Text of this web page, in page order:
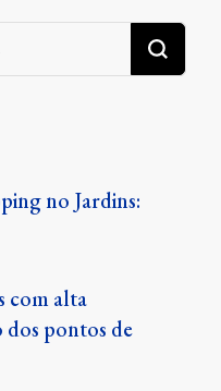
no Jardins:
com alta
pontos de